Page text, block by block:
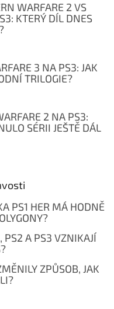
WARFARE 2 VS
KTERÝ DÍL DNES
3 NA PS3: JAK
TRILOGIE?
2 NA PS3:
SÉRII JEŠTĚ DÁL
PS1 HER MÁ HODNĚ
PS2 A PS3 VZNIKAJÍ
ZPŮSOB, JAK